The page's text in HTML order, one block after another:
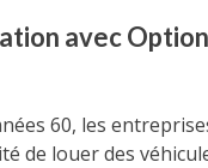
avec
60, les
de louer des